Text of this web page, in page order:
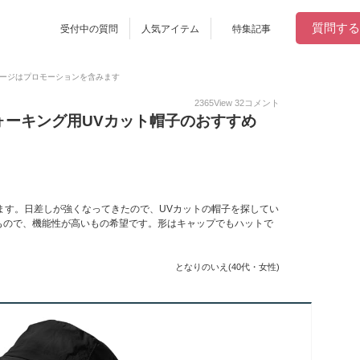
受付中の質問 人気アイテム 特集記事 質問する
ジはプロモーションを含みます
2365View 32コメント
キング用UVカット帽子のおすすめ
。日差しが強くなってきたので、UVカットの帽子を探してい
で、機能性が高いもの希望です。形はキャップでもハットで
となりのいえ(40代・女性)